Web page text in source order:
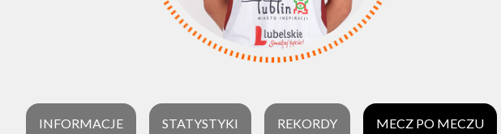
INFORMACJE STATYSTYKI REKORDY MECZ PO MECZU